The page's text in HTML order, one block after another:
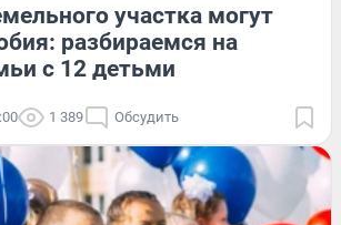
участка могут
разбираемся на
с 12 детьми
1 389 Обсудить